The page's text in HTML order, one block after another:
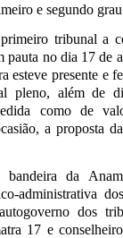
e segundo
tribunal a
pauta no dia 17 de
esteve presente e
pleno, além de
como de
a proposta
da
administrativa
dos
17 e